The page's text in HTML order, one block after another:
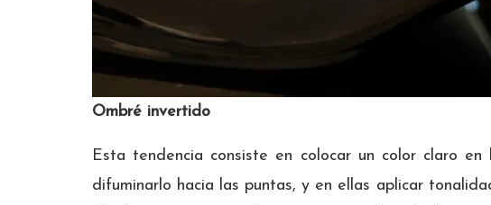
Ombré invertido
Esta tendencia consiste en colocar un color claro
difuminarlo hacia las puntas, y en ellas aplicar